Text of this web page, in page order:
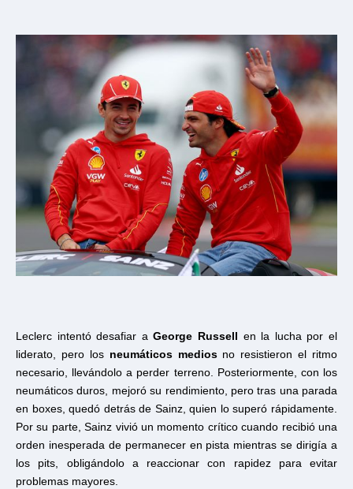
Leclerc intentó desafiar aGeorge Russell
en la lucha por el
liderato, pero los neumáticos mediosno resistieron el ritmo
necesario, llevándolo a perder terreno. Posteriormente, con los
neumáticos duros, mejoró su rendimiento, pero tras una parada
en boxes, quedó detrás de Sainz, quien lo superó rápidamente.
Por su parte, Sainz vivió un momento crítico cuando recibió una
orden inesperada de permanecer en pista mientras se dirigía a
los pits, obligándolo a reaccionar con rapidez para evitar
problemas mayores.